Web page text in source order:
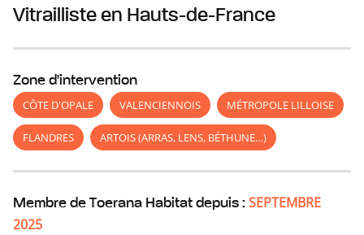
Vitrailliste en Hauts-de-France
Zone d'intervention
CÔTE D'OPALE
VALENCIENNOIS MÉTROPOLE LILLOISE
FLANDRES ARTOIS (ARRAS, LENS, BÉTHUNE…)
Membre de Toerana Habitat depuis : SEPTEMBRE
2025